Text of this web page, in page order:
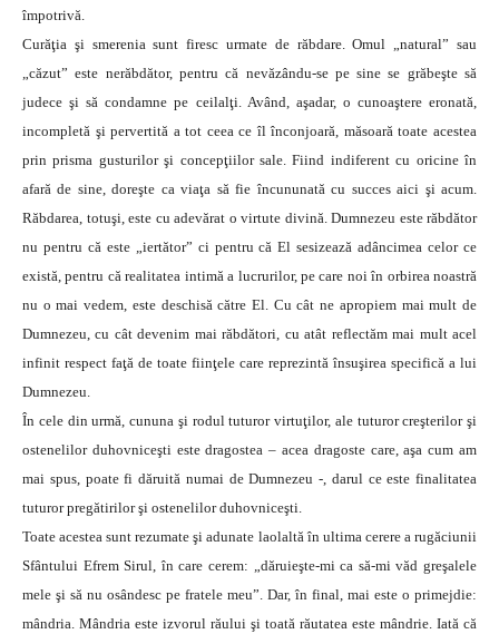
împotrivă.
Curăţia şi smerenia sunt firesc urmate de răbdare. Omul „natural” sau
„căzut” este nerăbdător, pentru că nevăzându-se pe sine se grăbeşte să
judece şi să condamne pe ceilalţi. Având, aşadar, o cunoaştere eronată,
incompletă şi pervertită a tot ceea ce îl înconjoară, măsoară toate acestea
prin prisma gusturilor şi concepţiilor sale. Fiind indiferent cu oricine în
afară de sine, doreşte ca viaţa să fie încununată cu succes aici şi acum.
Răbdarea, totuşi, este cu adevărat o virtute divină. Dumnezeu este răbdător
nu pentru că este „iertător” ci pentru că El sesizează adâncimea celor ce
există, pentru că realitatea intimă a lucrurilor, pe care noi în orbirea noastră
nu o mai vedem, este deschisă către El. Cu cât ne apropiem mai mult de
Dumnezeu, cu cât devenim mai răbdători, cu atât reflectăm mai mult acel
infinit respect faţă de toate fiinţele care reprezintă însuşirea specifică a lui
Dumnezeu.
În cele din urmă, cununa şi rodul tuturor virtuţilor, ale tuturor creşterilor şi
ostenelilor duhovniceşti este dragostea – acea dragoste care, aşa cum am
mai spus, poate fi dăruită numai de Dumnezeu -, darul ce este finalitatea
tuturor pregătirilor şi ostenelilor duhovniceşti.
Toate acestea sunt rezumate şi adunate laolaltă în ultima cerere a rugăciunii
Sfântului Efrem Sirul, în care cerem: „dăruieşte-mi ca să-mi văd greşalele
mele şi să nu osândesc pe fratele meu”. Dar, în final, mai este o primejdie:
mândria. Mândria este izvorul răului şi toată răutatea este mândrie. Iată că